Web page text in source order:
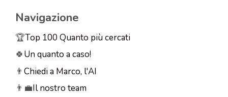
Navigazione
🏆Top 100 Quanto più cercati
🍀Un quanto a caso!
👨 Chiedi a Marco, l'AI
👨‍💼Il nostro team